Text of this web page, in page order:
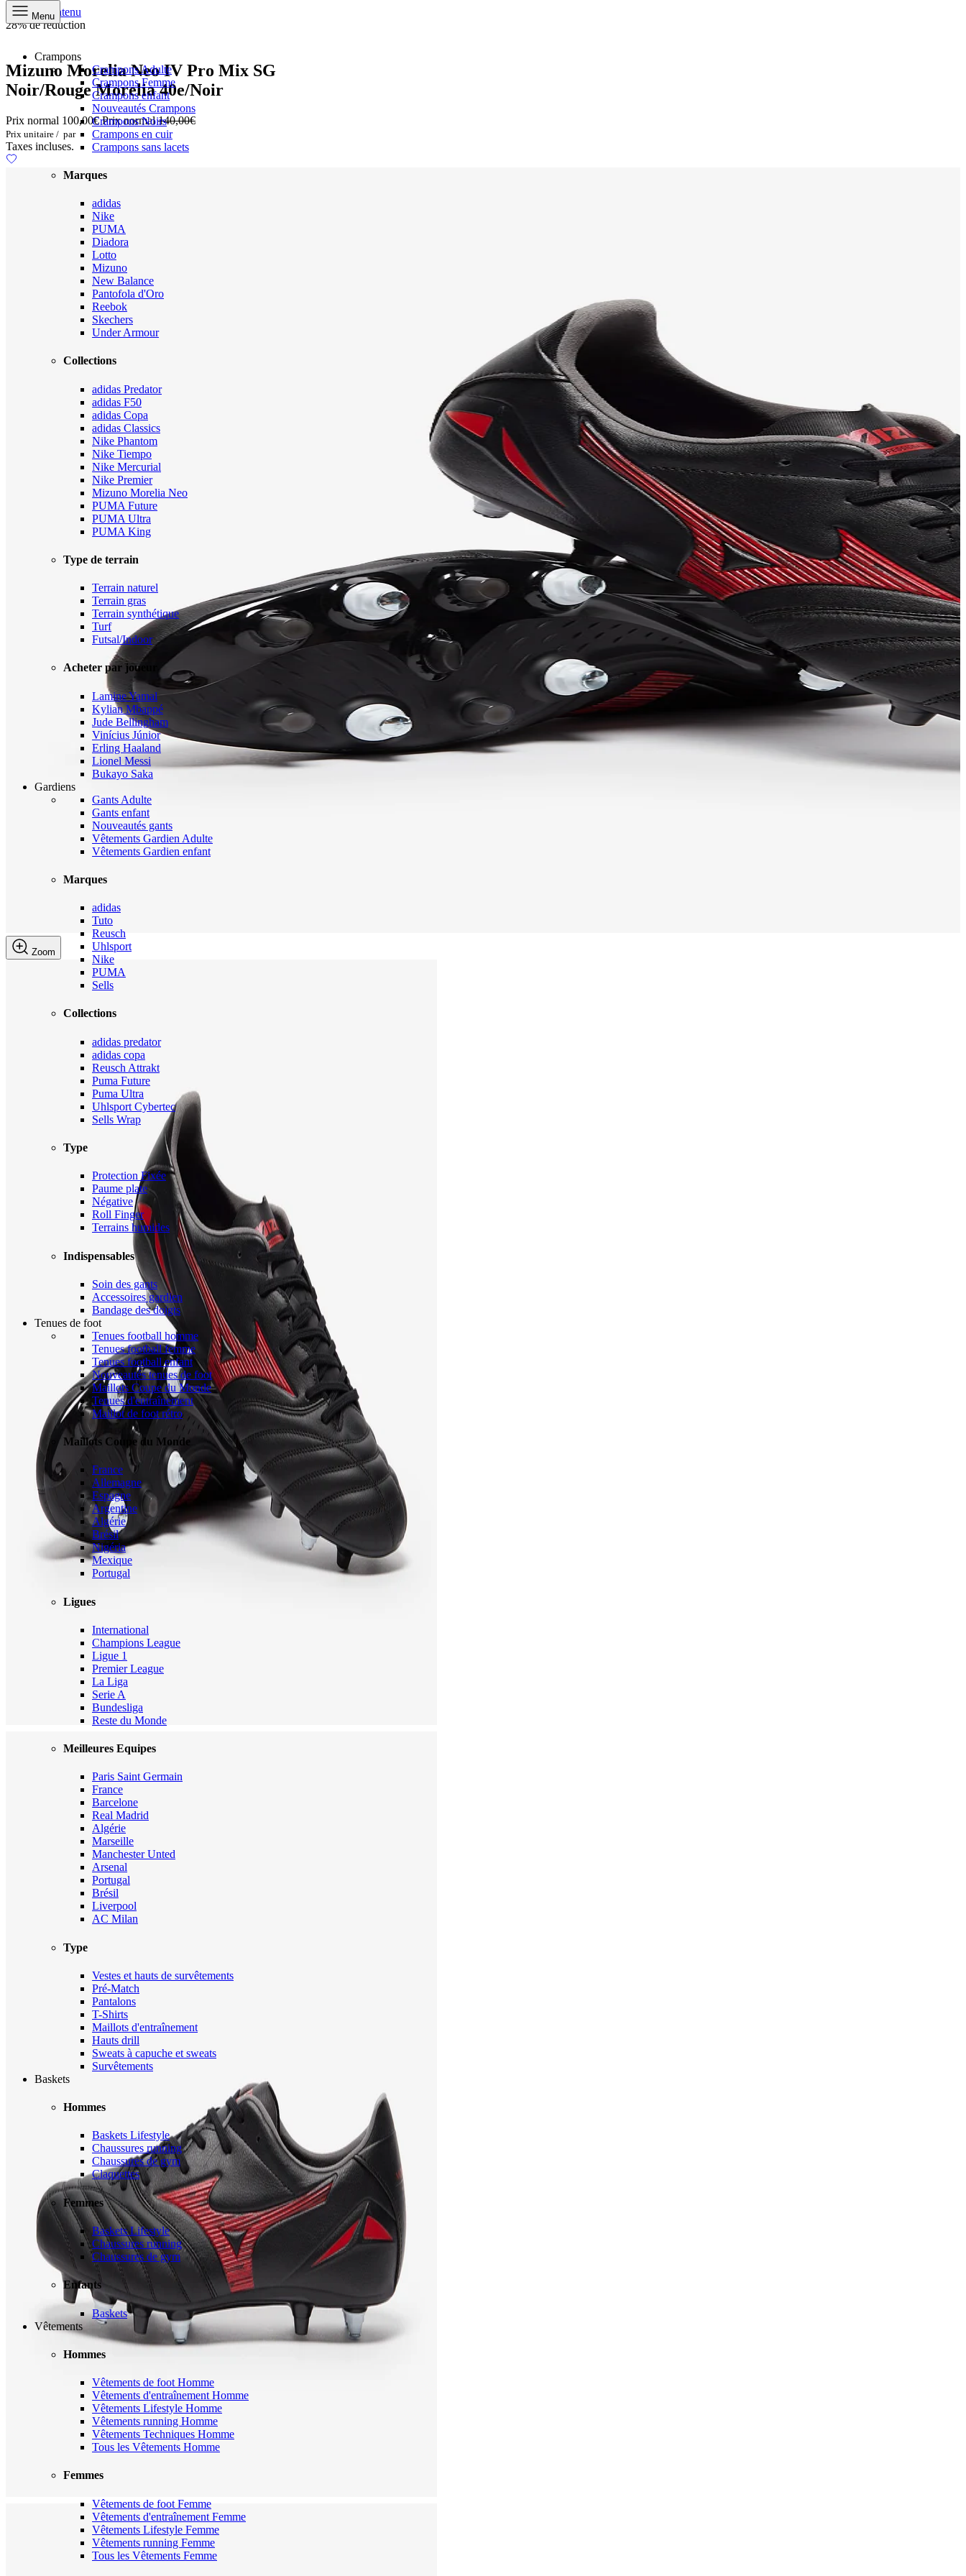
Aller au contenu
Menu
Crampons
Crampons Adulte
Crampons Femme
Crampons enfant
Nouveautés Crampons
Crampons Noirs
Crampons en cuir
Crampons sans lacets
Marques
adidas
Nike
PUMA
Diadora
Lotto
Mizuno
New Balance
Pantofola d'Oro
Reebok
Skechers
Under Armour
Collections
adidas Predator
adidas F50
adidas Copa
adidas Classics
Nike Phantom
Nike Tiempo
Nike Mercurial
Nike Premier
Mizuno Morelia Neo
PUMA Future
PUMA Ultra
PUMA King
Type de terrain
Terrain naturel
Terrain gras
Terrain synthétique
Turf
Futsal/Indoor
Acheter par joueur
Lamine Yamal
Kylian Mbappé
Jude Bellingham
Vinícius Júnior
Erling Haaland
Lionel Messi
Bukayo Saka
Gardiens
Gants Adulte
Gants enfant
Nouveautés gants
Vêtements Gardien Adulte
Vêtements Gardien enfant
Marques
adidas
Tuto
Reusch
Uhlsport
Nike
PUMA
Sells
Collections
adidas predator
adidas copa
Reusch Attrakt
Puma Future
Puma Ultra
Uhlsport Cybertec
Sells Wrap
Type
Protection Fixée
Paume plate
Négative
Roll Finger
Terrains humides
Indispensables
Soin des gants
Accessoires gardien
Bandage des doigts
Tenues de foot
Tenues football homme
Tenues football femme
Tenues football enfant
Nouveautés tenues de foot
Maillots Coupe du Monde
Tenues d'entraînement
Maillot de foot rétro
Maillots Coupe du Monde
France
Allemagne
Espagne
Argentine
Algérie
Brésil
Nigéria
Mexique
Portugal
Ligues
International
Champions League
Ligue 1
Premier League
La Liga
Serie A
Bundesliga
Reste du Monde
Meilleures Equipes
Paris Saint Germain
France
Barcelone
Real Madrid
Algérie
Marseille
Manchester Unted
Arsenal
Portugal
Brésil
Liverpool
AC Milan
Type
Vestes et hauts de survêtements
Pré-Match
Pantalons
T-Shirts
Maillots d'entraînement
Hauts drill
Sweats à capuche et sweats
Survêtements
Baskets
Hommes
Baskets Lifestyle
Chaussures running
Chaussures de gym
Claquettes
Femmes
Baskets Lifestyle
Chaussures running
Chaussures de gym
Enfants
Baskets
Vêtements
Hommes
Vêtements de foot Homme
Vêtements d'entraînement Homme
Vêtements Lifestyle Homme
Vêtements running Homme
Vêtements Techniques Homme
Tous les Vêtements Homme
Femmes
Vêtements de foot Femme
Vêtements d'entraînement Femme
Vêtements Lifestyle Femme
Vêtements running Femme
Tous les Vêtements Femme
28% de réduction
Mizuno Morelia Neo IV Pro Mix SG
Noir/Rouge Morelia 40e/Noir
Prix normal 100,00€Prix normal 140,00€
Prix unitaire / par
Taxes incluses.
Zoom